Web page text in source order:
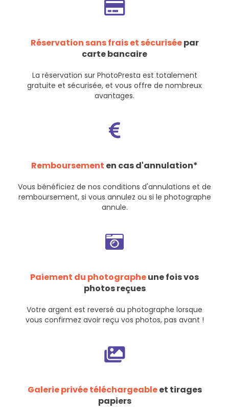
Réservation sans frais et sécuriséepar
carte bancaire
La réservation sur PhotoPresta est totalement
gratuite et sécurisée, et vous offre de nombreux
avantages.
Remboursement en cas d'annulation*
Vous bénéficiez de nos conditions d'annulations et de
remboursement, si vous annulez ou si le photographe
annule.
Paiement du photographeune fois vos
photos reçues
Votre argent est reversé au photographe lorsque
vous confirmez avoir reçu vos photos, pas avant !
Galerie privée téléchargeableet tirages
papiers